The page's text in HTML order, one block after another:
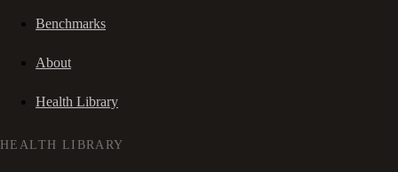
Benchmarks
About
Health Library
HEALTH LIBRARY